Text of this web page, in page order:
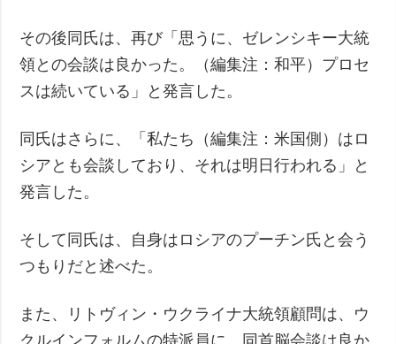
その後同氏は、再び「思うに、ゼレンシキー大統
領との会談は良かった。（編集注：和平）プロセ
スは続いている」と発言した。
同氏はさらに、「私たち（編集注：米国側）はロ
シアとも会談しており、それは明日行われる」と
発言した。
そして同氏は、自身はロシアのプーチン氏と会う
つもりだと述べた。
また、リトヴィン・ウクライナ大統領顧問は、ウ
クルインフォルムの特派員に、同首脳会談は良か